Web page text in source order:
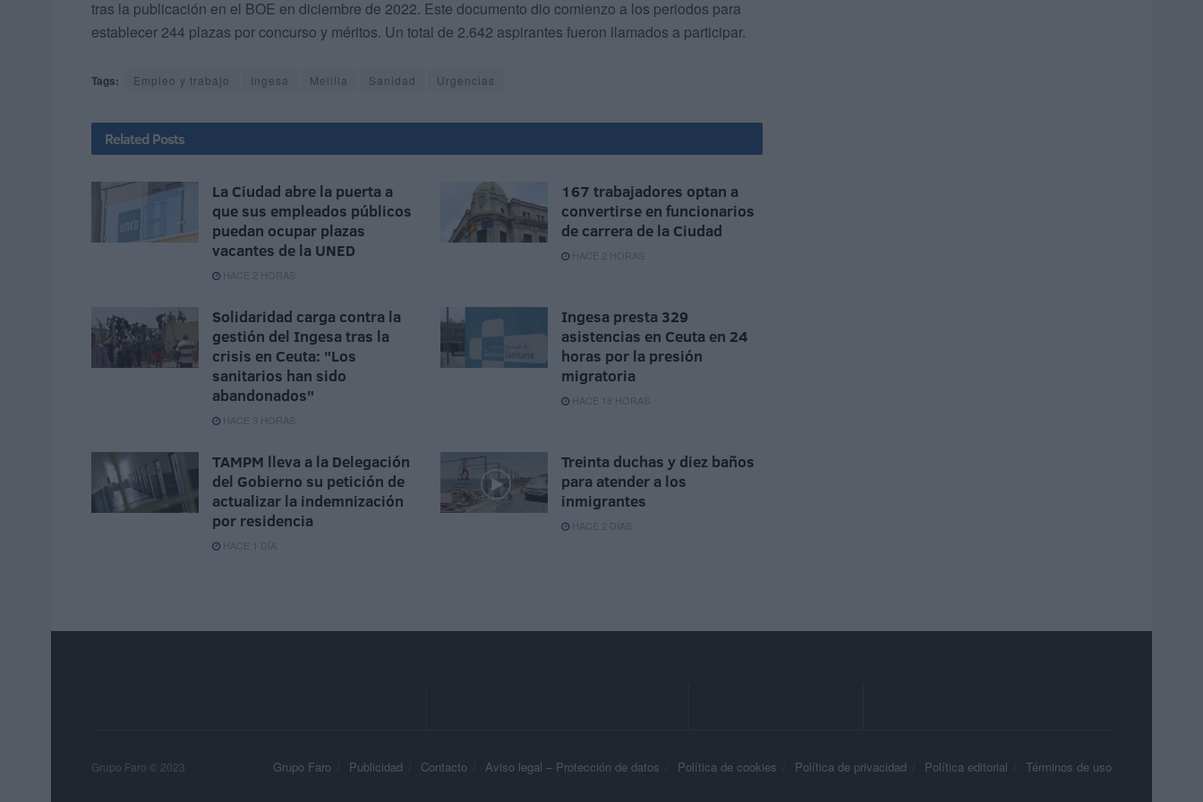
tras la publicación en el BOE en diciembre de 2022. Este documento dio comienzo a los periodos para
establecer 244 plazas por concurso y méritos. Un total de 2.642 aspirantes fueron llamados a participar.
Tags: Empleo y trabajo Ingesa Melilla Sanidad Urgencias
Related Posts
La Ciudad abre la puerta a
que sus empleados públicos
puedan ocupar plazas
vacantes de la UNED
HACE 2 HORAS
167 trabajadores optan a
convertirse en funcionarios
de carrera de la Ciudad
HACE 2 HORAS
Solidaridad carga contra la
gestión del Ingesa tras la
crisis en Ceuta: "Los
sanitarios han sido
abandonados"
HACE 3 HORAS
Ingesa presta 329
asistencias en Ceuta en 24
horas por la presión
migratoria
HACE 18 HORAS
TAMPM lleva a la Delegación
del Gobierno su petición de
actualizar la indemnización
por residencia
HACE 1 DÍA
Treinta duchas y diez baños
para atender a los
inmigrantes
HACE 2 DÍAS
Grupo Faro Publicidad Contacto Aviso legal – Protección de datos Política de cookies Política de privacidad Política editorial Términos de uso
Grupo Faro © 2023